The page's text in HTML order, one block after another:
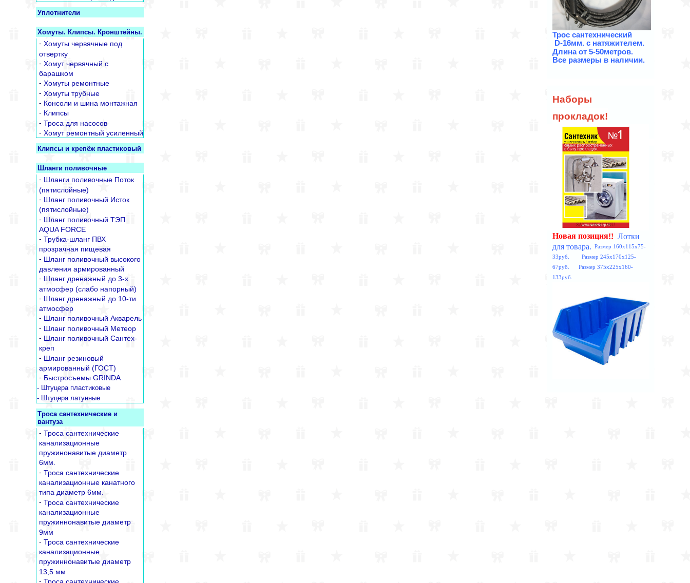
Уплотнители
Хомуты. Клипсы. Кронштейны.
- Хомуты червячные под
отвертку
- Хомут червячный с
барашком
- Хомуты ремонтные
- Хомуты трубные
- Консоли и шина монтажная
- Клипсы
- Троса для насосов
- Хомут ремонтный усиленный
Клипсы и крепёж пластиковый
Шланги поливочные
- Шланги поливочные Поток
(пятислойные)
- Шланг поливочный Исток
(пятислойные)
- Шланг поливочный ТЭП
AQUA FORCE
- Трубка-шланг ПВХ
прозрачная пищевая
- Шланг поливочный высокого
давления армированный
- Шланг дренажный до 3-х
атмосфер (слабо напорный)
- Шланг дренажный до 10-ти
атмосфер
- Шланг поливочный Акварель
- Шланг поливочный Метеор
- Шланг поливочный Сантех-
креп
- Шланг резиновый
армированный (ГОСТ)
- Быстросъемы GRINDA
- Штуцера пластиковые
- Штуцера латунные
Троса сантехнические и
вантуза
- Троса сантехнические
канализационные
пружинонавитые диаметр
6мм.
- Троса сантехнические
канализационные канатного
типа диаметр 6мм.
- Троса сантехнические
канализационные
пружиннонавитые диаметр
9мм
- Троса сантехнические
канализационные
пружиннонавитые диаметр
13,5 мм
-
Троссантехнический
D-16мм. с натяжителем.
Длина от 5-50метров.
Все размеры в наличии.
Наборы
прокладок!
Новая позиция!! Лотки
для товара.
Размер 160x115x75-
33руб. Размер 245x170x125-
67руб. Размер 375x225x160-
133руб.